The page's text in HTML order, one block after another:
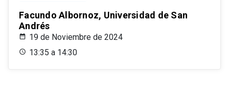
Facundo Albornoz, Universidad de San
Andrés
19 de Noviembre de 2024
13:35 a 14:30